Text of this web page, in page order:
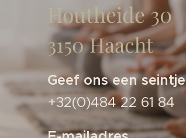
Houtheide 30
3150 Haacht
Geef ons een seintje
+32(0)484 22 61 84